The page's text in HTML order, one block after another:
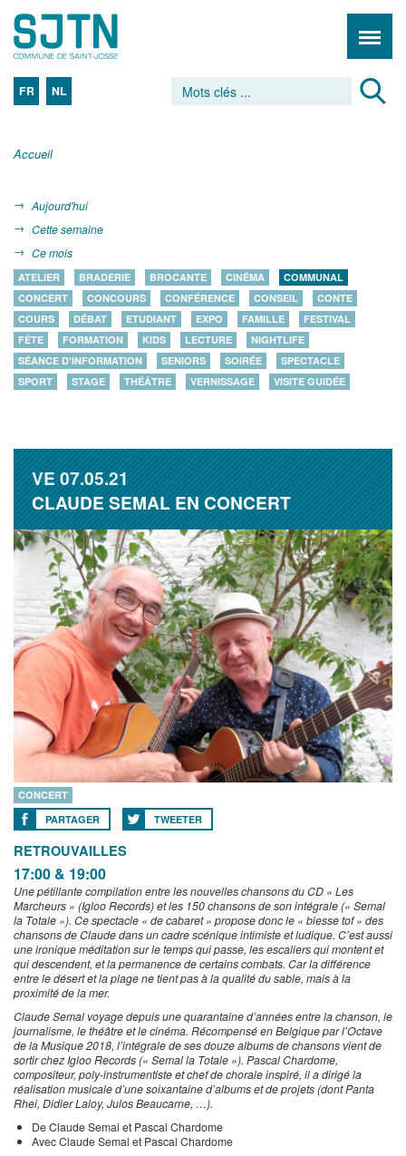
FR NL
Accueil
Aujourd'hui
Cette semaine
Ce mois
ATELIER BRADERIE BROCANTE CINÉMA
COMMUNAL
CONCERT
CONCOURS CONFÉRENCE CONSEIL
CONTE
COURS
DÉBAT ETUDIANT EXPO FAMILLE
FESTIVAL
FÊTE
FORMATION KIDS LECTURE
NIGHTLIFE
SÉANCE D'INFORMATION
SENIORS SOIRÉE
SPECTACLE
SPORT
STAGE THÉÂTRE VERNISSAGE VISITE GUIDÉE
VE07.05.21
CLAUDE SEMAL EN CONCERT
CONCERT
PARTAGER
TWEETER
RETROUVAILLES
17:00 & 19:00
Une pétillante compilation entre les nouvelles chansons du CD « Les
Marcheurs » (Igloo Records) et les 150 chansons de son intégrale (« Semal
la Totale »). Ce spectacle « de cabaret » propose donc le « biesse tof » des
chansons de Claude dans un cadre scénique intimiste et ludique. C’est aussi
une ironique méditation sur le temps qui passe, les escaliers qui montent et
qui descendent, et la permanence de certains combats. Car la différence
entre le désert et la plage ne tient pas à la qualité du sable, mais à la
proximité de la mer.
Claude Semal voyage depuis une quarantaine d’années entre la chanson, le
journalisme, le théâtre et le cinéma. Récompensé en Belgique par l’Octave
de la Musique 2018, l’intégrale de ses douze albums de chansons vient de
sortir chez Igloo Records (« Semal la Totale »). Pascal Chardome,
compositeur, poly-instrumentiste et chef de chorale inspiré, il a dirigé la
réalisation musicale d’une soixantaine d’albums et de projets (dont Panta
Rhei, Didier Laloy, Julos Beaucarne, …).
De Claude Semal et Pascal Chardome
Avec Claude Semal et Pascal Chardome